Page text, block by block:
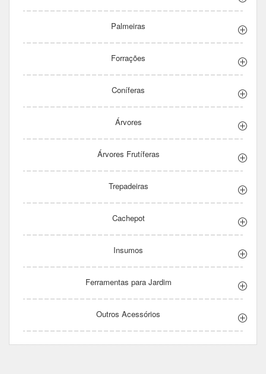
Palmeiras
Forrações
Coníferas
Árvores
Árvores Frutíferas
Trepadeiras
Cachepot
Insumos
Ferramentas para Jardim
Outros Acessórios